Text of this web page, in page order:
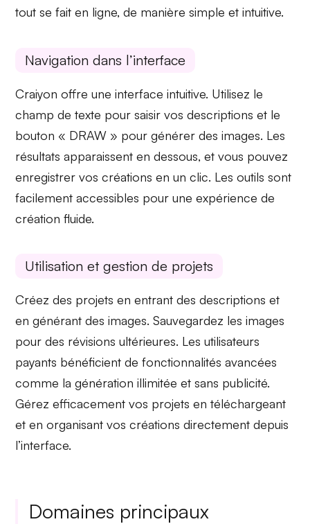
tout se fait en ligne, de manière simple et intuitive.
Navigation dans l’interface
Craiyon offre une interface intuitive. Utilisez le
champ de texte pour saisir vos descriptions et le
bouton « DRAW » pour générer des images. Les
résultats apparaissent en dessous, et vous pouvez
enregistrer vos créations en un clic. Les outils sont
facilement accessibles pour une expérience de
création fluide.
Utilisation et gestion de projets
Créez des projets en entrant des descriptions et
en générant des images.Sauvegardez les images
pour des révisions ultérieures. Les utilisateurs
payants bénéficient defonctionnalités avancées
comme la génération illimitée et sans publicité.
Gérez efficacement vos projets entéléchargeant
et en organisant vos créations directement depuis
l’interface.
Domaines principaux